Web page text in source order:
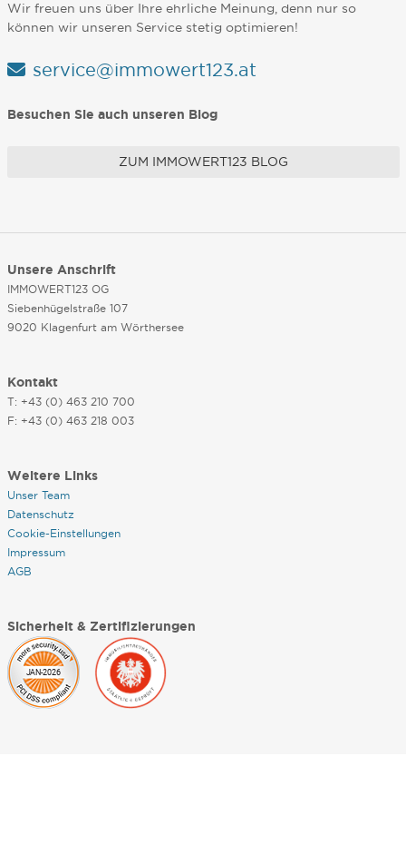
Wir freuen uns über Ihre ehrliche Meinung, denn nur so
können wir unseren Service stetig optimieren!
service@immowert123.at
Besuchen Sie auch unseren Blog
ZUM IMMOWERT123 BLOG
Unsere Anschrift
IMMOWERT123 OG
Siebenhügelstraße 107
9020 Klagenfurt am Wörthersee
Kontakt
T: +43 (0) 463 210 700
F: +43 (0) 463 218 003
Weitere Links
Unser Team
Datenschutz
Cookie-Einstellungen
Impressum
AGB
Sicherheit & Zertifizierungen